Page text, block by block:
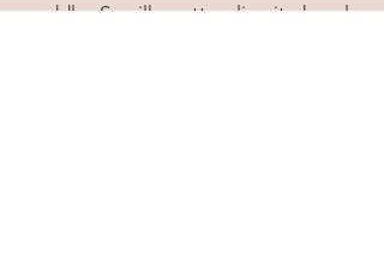
paddle. Sa silhouette glissait dans la